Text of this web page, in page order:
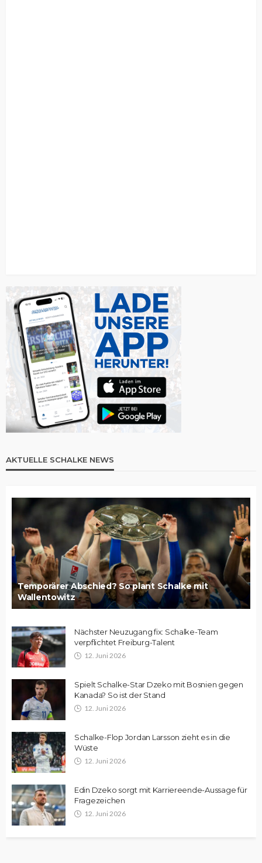
AKTUELLE SCHALKE NEWS
Temporärer Abschied? So plant Schalke mit
Wallentowitz
Nächster Neuzugang fix: Schalke-Team
verpflichtet Freiburg-Talent
12. Juni 2026
Spielt Schalke-Star Dzeko mit Bosnien gegen
Kanada? So ist der Stand
12. Juni 2026
Schalke-Flop Jordan Larsson zieht es in die
Wüste
12. Juni 2026
Edin Dzeko sorgt mit Karriereende-Aussage für
Fragezeichen
12. Juni 2026